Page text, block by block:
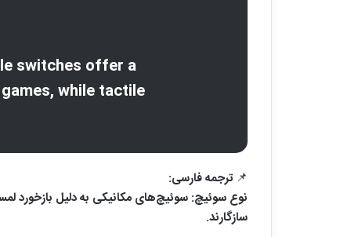
switches offer a
while tactile
📌 ترجمه فارسی:
نوع سوئیچ: سوئیچ‌های مکانیکی به دلیل بازخورد
سازگارند.